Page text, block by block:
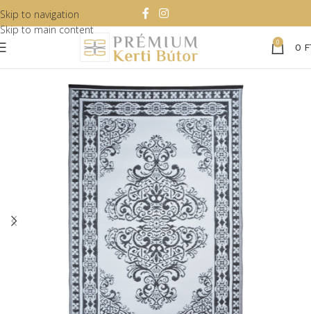
Skip to navigation
Skip to main content
0 0